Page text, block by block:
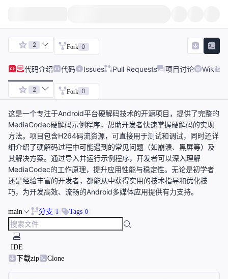
2 Fork 0
代码介绍 代码 Issues Pull Requests 项目讨论 Wiki
2 Fork 0
这是一个专注于Android平台硬解码技术的开源项目，提供了完整的
MediaCodec硬解码示例程序，帮助开发者快速掌握硬解码的实现
方法。项目包含H264码流资源，可直接用于测试和调试，同时还详
细介绍了硬解码过程中可能遇到的常见问题（如崩溃、黑屏等）及
其解决方案。通过导入并运行示例程序，开发者可以深入理解
MediaCodec的工作原理，提升应用性能与稳定性。无论是初学者
还是经验丰富的开发者，都能从中获得实用的技术指导和优化技
巧，为开发高效、流畅的Android多媒体应用提供有力支持。
main 分支 1 Tags 0
IDE
下载zip
Clone